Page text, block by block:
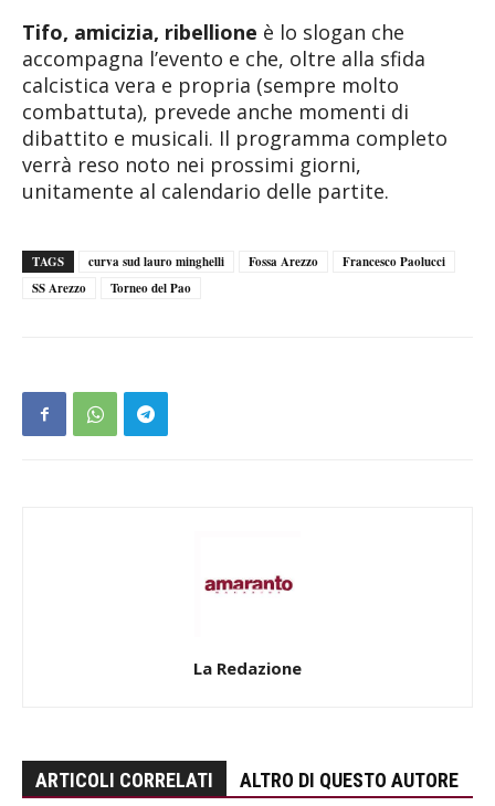
Tifo, amicizia, ribellione è lo slogan che
accompagna l’evento e che, oltre alla sfida
calcistica vera e propria (sempre molto
combattuta), prevede anche momenti di
dibattito e musicali. Il programma completo
verrà reso noto nei prossimi giorni,
unitamente al calendario delle partite.
TAGS curva sud lauro minghelli Fossa Arezzo
Francesco Paolucci
SS Arezzo
Torneo del Pao
La Redazione
ARTICOLI CORRELATI ALTRO DI QUESTO AUTORE